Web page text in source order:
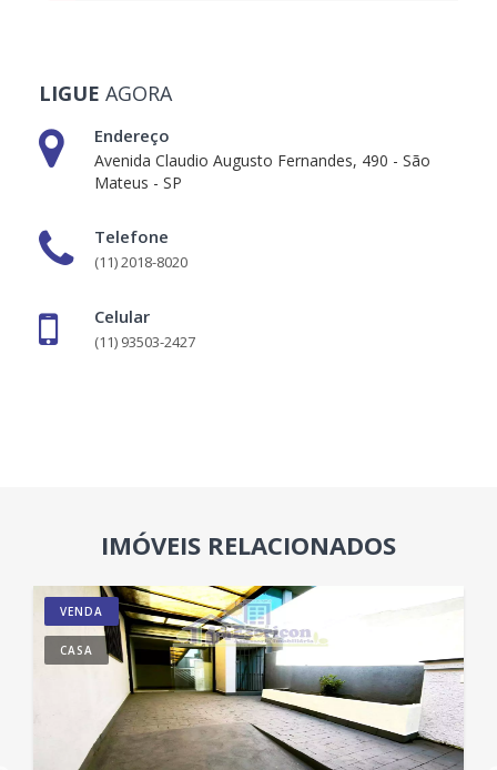
LIGUE AGORA
Endereço
Avenida Claudio Augusto Fernandes, 490 - São
Mateus - SP
Telefone
(11) 2018-8020
Celular
(11) 93503-2427
IMÓVEIS RELACIONADOS
VENDA
CASA